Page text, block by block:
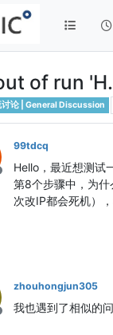
of run
讨论 | General Discussion
99tdcq
Hello，最近想测试
第8个步骤中，为
次改IP都会死机）
zhouhongjun305
我也遇到了相似的